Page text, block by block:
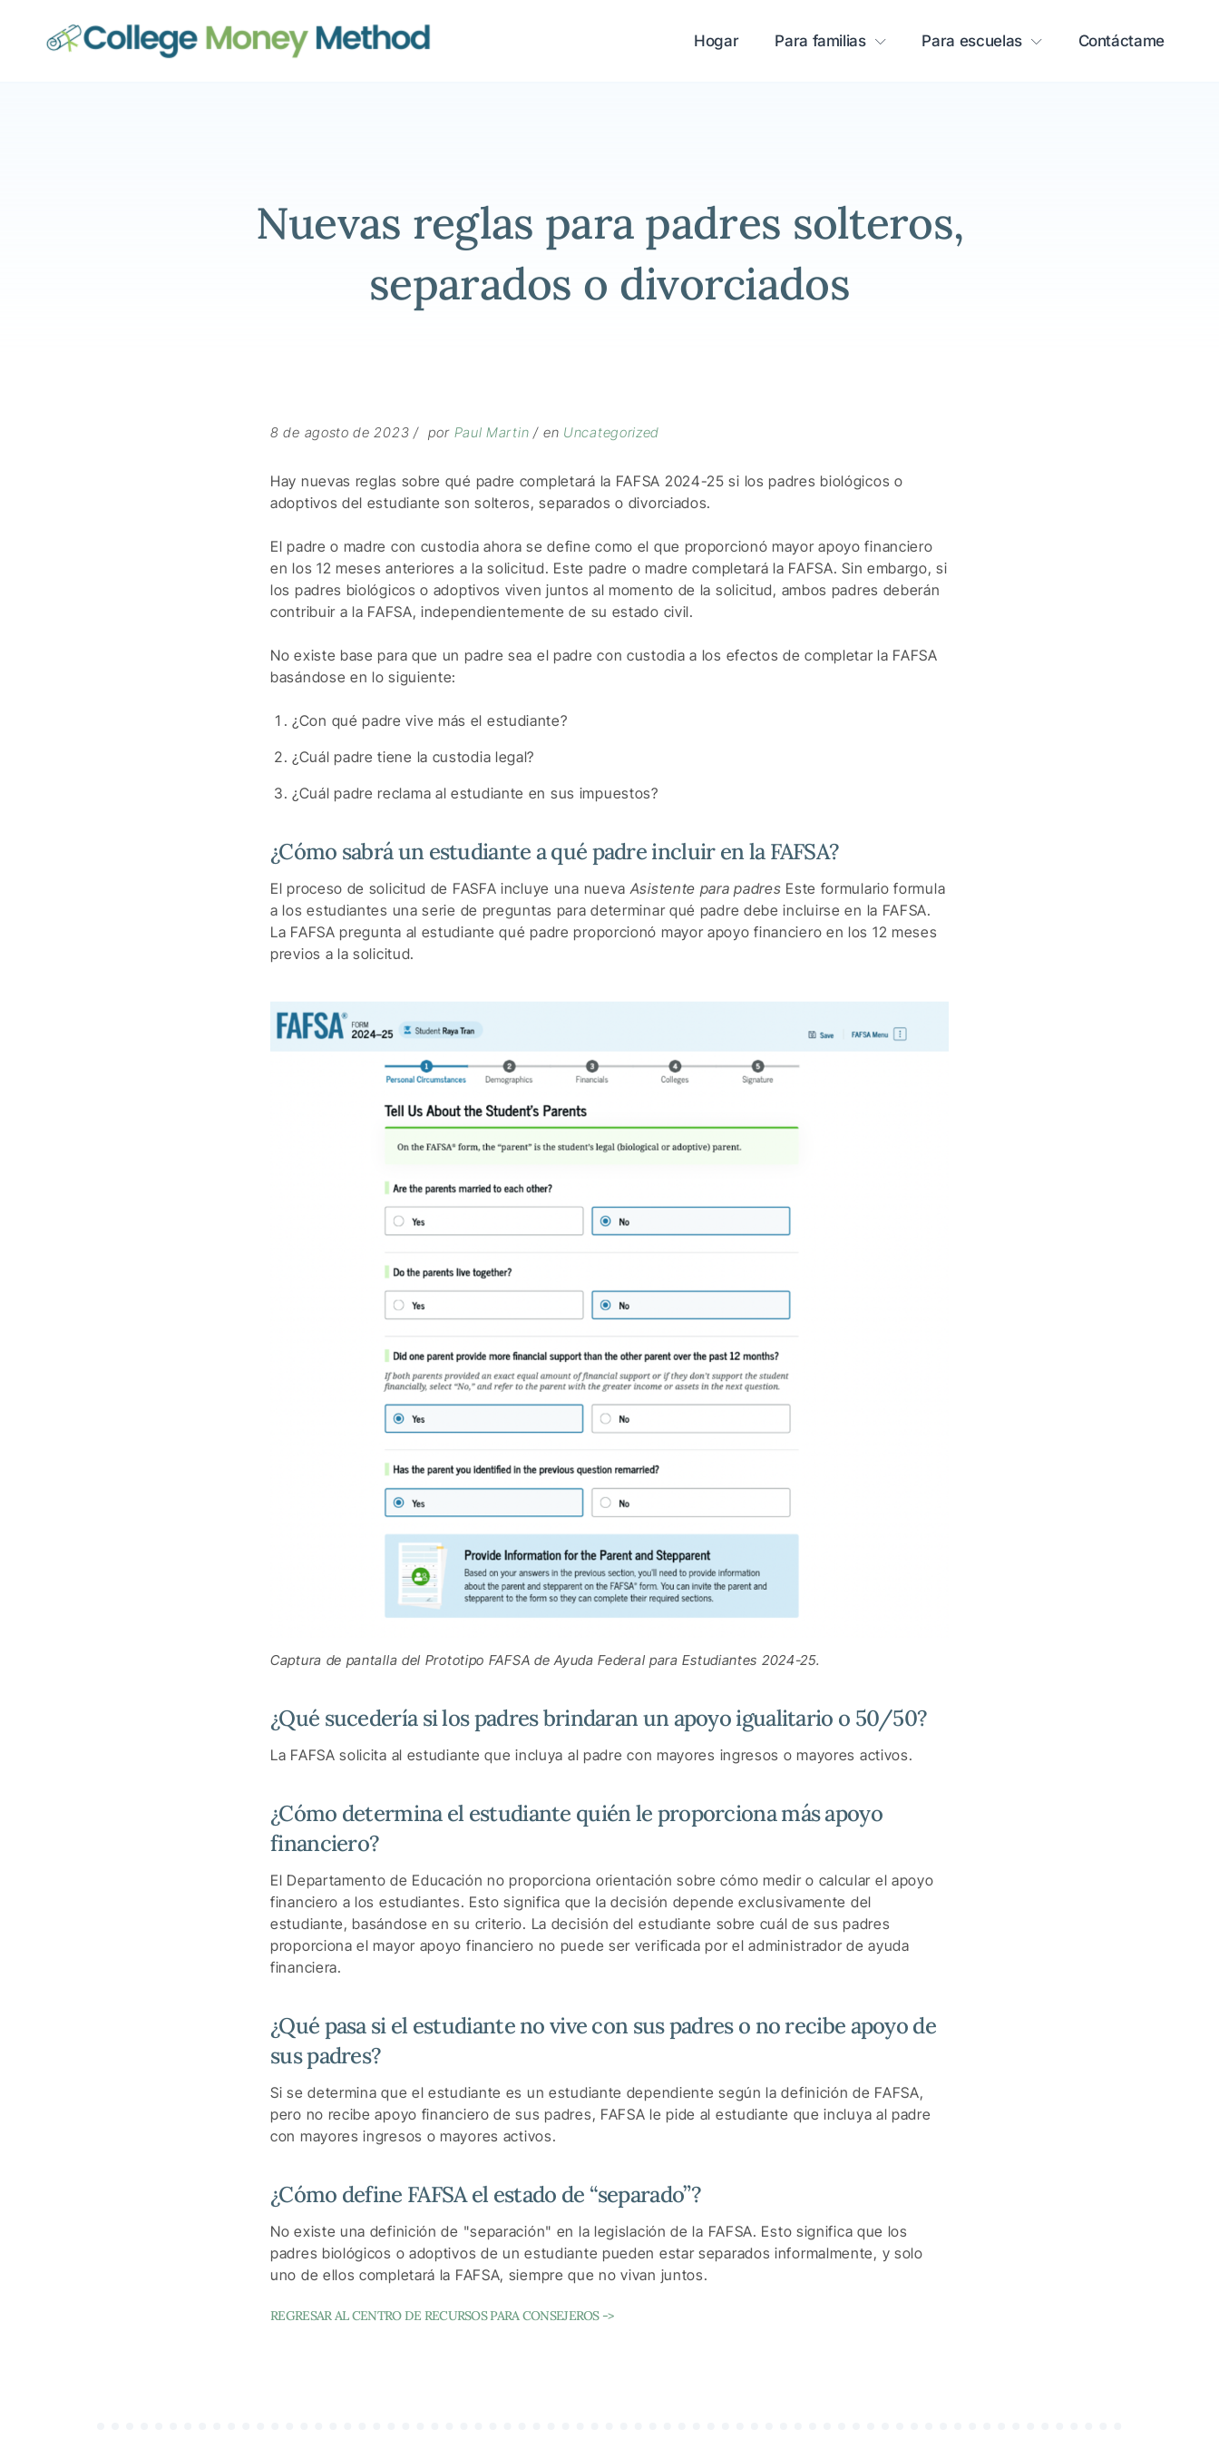
Método del dinero para la universidad Hogar Para familias Para escuelas Contáctame
Nuevas reglas para padres solteros,
separados o divorciados
8 de agosto de 2023 por Paul Martin en Uncategorized
Hay nuevas reglas sobre qué padre completará la FAFSA 2024-25 si los padres biológicos o
adoptivos del estudiante son solteros, separados o divorciados.
El padre o madre con custodia ahora se define como el que proporcionó mayor apoyo financiero
en los 12 meses anteriores a la solicitud. Este padre o madre completará la FAFSA. Sin embargo, si
los padres biológicos o adoptivos viven juntos al momento de la solicitud, ambos padres deberán
contribuir a la FAFSA, independientemente de su estado civil.
No existe base para que un padre sea el padre con custodia a los efectos de completar la FAFSA
basándose en lo siguiente:
¿Con qué padre vive más el estudiante?
¿Cuál padre tiene la custodia legal?
¿Cuál padre reclama al estudiante en sus impuestos?
¿Cómo sabrá un estudiante a qué padre incluir en la FAFSA?
El proceso de solicitud de FASFA incluye una nuevaAsistente para padres Este formulario formula
a los estudiantes una serie de preguntas para determinar qué padre debe incluirse en la FAFSA.
La FAFSA pregunta al estudiante qué padre proporcionó mayor apoyo financiero en los 12 meses
previos a la solicitud.
Captura de pantalla del Prototipo FAFSA de Ayuda Federal para Estudiantes 2024-25.
¿Qué sucedería si los padres brindaran un apoyo igualitario o 50/50?
La FAFSA solicita al estudiante que incluya al padre con mayores ingresos o mayores activos.
¿Cómo determina el estudiante quién le proporciona más apoyo
financiero?
El Departamento de Educación no proporciona orientación sobre cómo medir o calcular el apoyo
financiero a los estudiantes. Esto significa que la decisión depende exclusivamente del
estudiante, basándose en su criterio. La decisión del estudiante sobre cuál de sus padres
proporciona el mayor apoyo financiero no puede ser verificada por el administrador de ayuda
financiera.
¿Qué pasa si el estudiante no vive con sus padres o no recibe apoyo de
sus padres?
Si se determina que el estudiante es un estudiante dependiente según la definición de FAFSA,
pero no recibe apoyo financiero de sus padres, FAFSA le pide al estudiante que incluya al padre
con mayores ingresos o mayores activos.
¿Cómo define FAFSA el estado de “separado”?
No existe una definición de "separación" en la legislación de la FAFSA. Esto significa que los
padres biológicos o adoptivos de un estudiante pueden estar separados informalmente, y solo
uno de ellos completará la FAFSA, siempre que no vivan juntos.
REGRESAR AL CENTRO DE RECURSOS PARA CONSEJEROS ->